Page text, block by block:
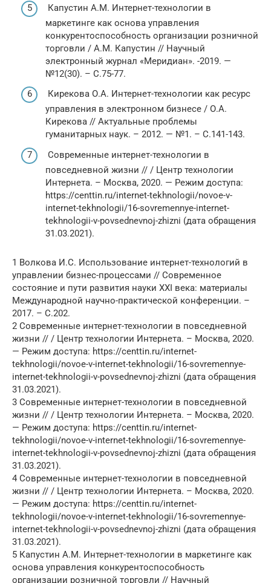
Капустин А.М. Интернет-технологии в
маркетинге как основа управления
конкурентоспособность организации розничной
торговли / А.М. Капустин // Научный
электронный журнал «Меридиан». -2019. —
№12(30). – С.75-77.
Кирекова О.А. Интернет-технологии как ресурс
управления в электронном бизнесе / О.А.
Кирекова // Актуальные проблемы
гуманитарных наук. – 2012. — №1. – С.141-143.
Современные интернет-технологии в
повседневной жизни // / Центр технологии
Интернета. – Москва, 2020. — Режим доступа:
https://centtin.ru/internet-tekhnologii/novoe-v-
internet-tekhnologii/16-sovremennye-internet-
tekhnologii-v-povsednevnoj-zhizni (дата обращения
31.03.2021).
1 Волкова И.С. Использование интернет-технологий в
управлении бизнес-процессами // Современное
состояние и пути развития науки XXI века: материалы
Международной научно-практической конференции. –
2017. – С.202.
2 Современные интернет-технологии в повседневной
жизни // / Центр технологии Интернета. – Москва, 2020.
— Режим доступа: https://centtin.ru/internet-
tekhnologii/novoe-v-internet-tekhnologii/16-sovremennye-
internet-tekhnologii-v-povsednevnoj-zhizni (дата обращения
31.03.2021).
3 Современные интернет-технологии в повседневной
жизни // / Центр технологии Интернета. – Москва, 2020.
— Режим доступа: https://centtin.ru/internet-
tekhnologii/novoe-v-internet-tekhnologii/16-sovremennye-
internet-tekhnologii-v-povsednevnoj-zhizni (дата обращения
31.03.2021).
4 Современные интернет-технологии в повседневной
жизни // / Центр технологии Интернета. – Москва, 2020.
— Режим доступа: https://centtin.ru/internet-
tekhnologii/novoe-v-internet-tekhnologii/16-sovremennye-
internet-tekhnologii-v-povsednevnoj-zhizni (дата обращения
31.03.2021).
5 Капустин А.М. Интернет-технологии в маркетинге как
основа управления конкурентоспособность
организации розничной торговли // Научный